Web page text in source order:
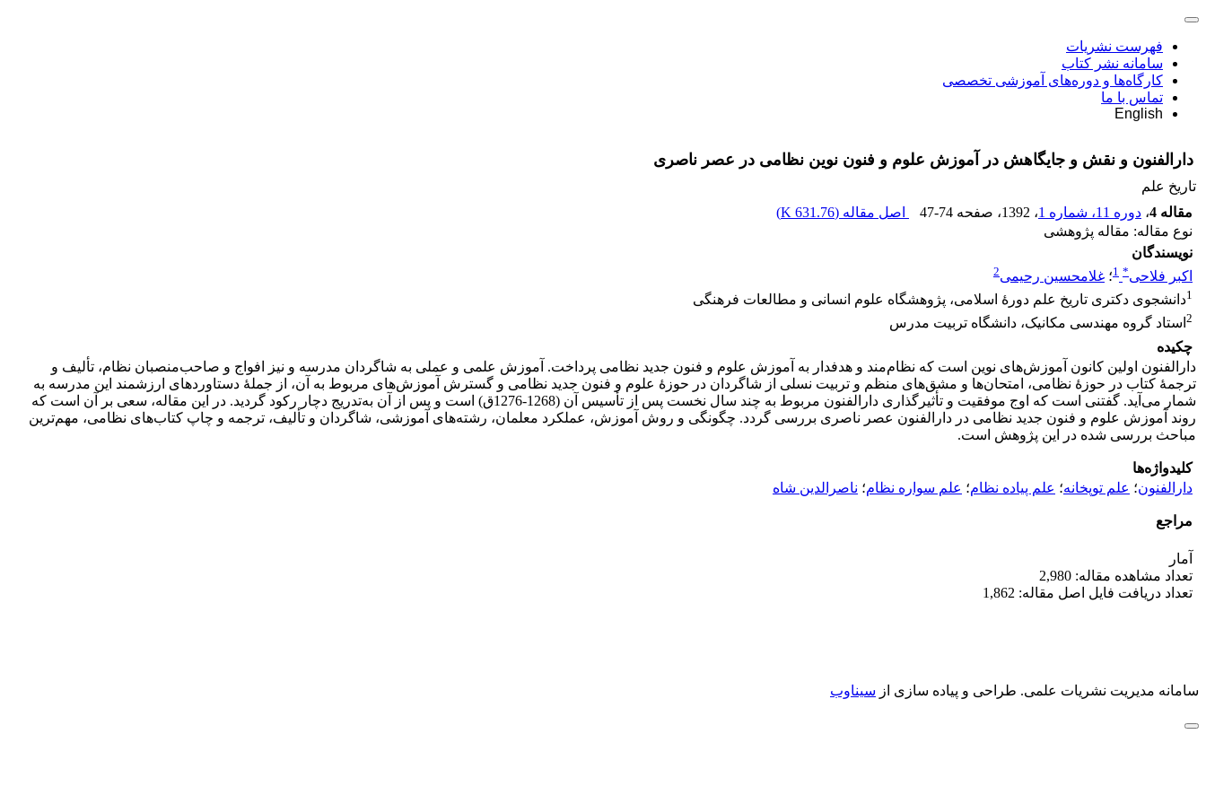
فهرست نشریات
سامانه نشر کتاب
کارگاه‌ها و دوره‌های آموزشی تخصصی
تماس با ما
English
دارالفنون و نقش و جایگاهش در آموزش علوم و فنون نوین نظامی در عصر ناصری
تاریخ علم
مقاله 4
، دوره 11، شماره 1 ، 1392 ، صفحه 47-74 اصل مقاله (631.76 K
)
نوع مقاله: مقاله پژوهشی
نویسندگان
اکبر فلاحی*
1؛ غلامحسین رحیمی2
1دانشجوی دکتری تاریخ علم دورۀ اسلامی، پژوهشگاه علوم انسانی و مطالعات فرهنگی
2 استاد گروه مهندسی مکانیک، دانشگاه تربیت مدرس
چکیده
دارالفنون اولین کانون آموزش‌های نوین است که نظام‌مند و هدفدار به آموزش علوم و فنون جدید نظامی پرداخت. آموزش علمی و عملی به شاگردان مدرسه و نیز افواج و صاحب‌منصبان نظام، تألیف و
ترجمۀ کتاب در حوزۀ نظامی، امتحان‌ها و مشق‌های منظم و تربیت نسلی از شاگردان در حوزۀ علوم و فنون جدید نظامی و گسترش آموزش‌های مربوط به آن، از جملۀ دستاوردهای ارزشمند این مدرسه به
شمار می‌آید. گفتنی است که اوج موفقیت و تأثیرگذاری دارالفنون مربوط به چند سال نخست پس از تأسیس آن (1268-1276ق) است و پس از آن به‌تدریج دچار رکود گردید. در این مقاله، سعی بر آن است که
روند آموزش علوم و فنون جدید نظامی در دارالفنون عصر ناصری بررسی گردد. چگونگی و روش آموزش، عملکرد معلمان، رشته‌های آموزشی، شاگردان و تألیف‌، ترجمه و چاپ کتاب‌های نظامی، مهم‌ترین
مباحث بررسی شده در این پژوهش است.
کلیدواژه‌ها
دارالفنون؛ علم توپخانه؛ علم پیاده نظام؛ علم سواره نظام؛ ناصرالدین شاه
مراجع
آمار
تعداد مشاهده مقاله: 2,980
تعداد دریافت فایل اصل مقاله: 1,862
سامانه مدیریت نشریات علمی. طراحی و پیاده سازی از سیناوب